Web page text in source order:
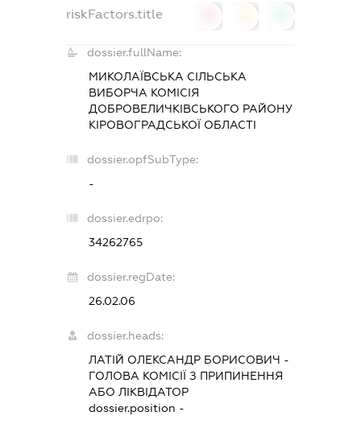
riskFactors.title
dossier.fullName:
МИКОЛАЇВСЬКА СІЛЬСЬКА
ВИБОРЧА КОМІСІЯ
ДОБРОВЕЛИЧКІВСЬКОГО РАЙОНУ
КІРОВОГРАДСЬКОЇ ОБЛАСТІ
dossier.opfSubType:
-
dossier.edrpo:
34262765
dossier.regDate:
26.02.06
dossier.heads:
ЛАТІЙ ОЛЕКСАНДР БОРИСОВИЧ -
ГОЛОВА КОМІСІЇ З ПРИПИНЕННЯ
АБО ЛІКВІДАТОР
dossier.position -